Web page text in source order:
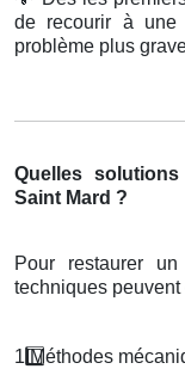
de recourir à une
problème plus
Quelles
Saint Mard ?
Pour restaurer
techniques
1️ Méthodes mé